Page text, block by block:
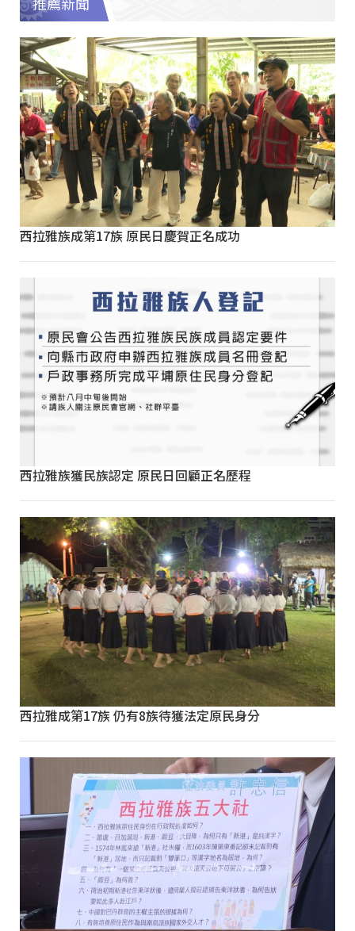
推薦新聞
西拉雅族成第17族 原民日慶賀正名成功
西拉雅族獲民族認定 原民日回顧正名歷程
西拉雅成第17族 仍有8族待獲法定原民身分